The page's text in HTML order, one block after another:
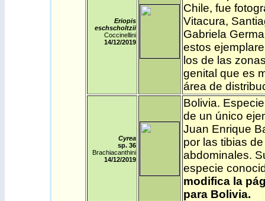
Eriopis
eschscholtzii
Coccinellini
14/12/2019
Chile, fue
Vitacura,
Gabriela
estos
los de las
genital que es
área de
Cyrea
sp. 36
Brachiacanthini
14/12/2019
Bolivia.
de un único
Juan Enrique
por las tibias
abdominales.
especie
modifica la
para Bolivia.